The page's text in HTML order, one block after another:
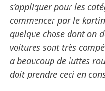
s’appliquer pour les
commencer par le
quelque chose dont on
voitures sont très
a beaucoup de luttes
doit prendre ceci en